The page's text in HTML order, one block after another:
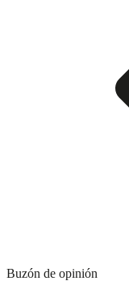
Buzón de opinión